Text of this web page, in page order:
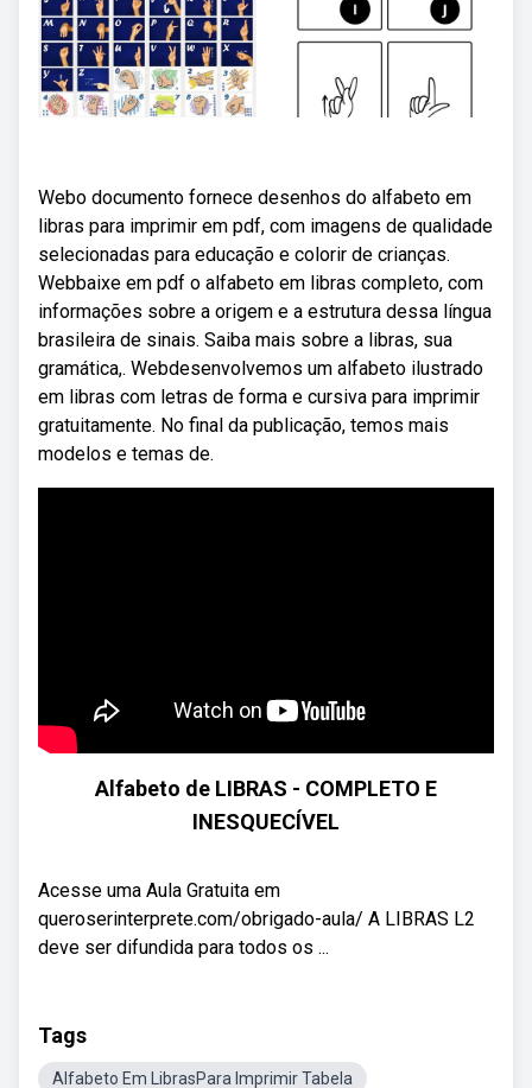
Webo documento fornece desenhos do alfabeto em
libras para imprimir em pdf, com imagens de qualidade
selecionadas para educação e colorir de crianças.
Webbaixe em pdf o alfabeto em libras completo, com
informações sobre a origem e a estrutura dessa língua
brasileira de sinais. Saiba mais sobre a libras, sua
gramática,. Webdesenvolvemos um alfabeto ilustrado
em libras com letras de forma e cursiva para imprimir
gratuitamente. No final da publicação, temos mais
modelos e temas de.
Alfabeto de LIBRAS - COMPLETO E
INESQUECÍVEL
Acesse uma Aula Gratuita em
queroserinterprete.com/obrigado-aula/ A LIBRAS L2
deve ser difundida para todos os ...
Tags
Alfabeto Em LibrasPara Imprimir Tabela